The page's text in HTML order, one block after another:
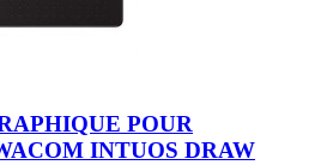
POUR
INTUOS DRAW